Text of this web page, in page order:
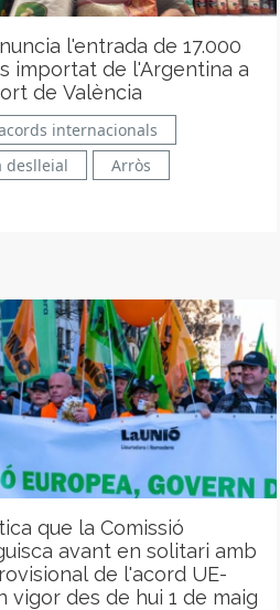
l'entrada de 17.000
importat de l'Argentina a
de València
internacionals
deslleial
Arròs
que la Comissió
avant en solitari amb
de l'acord UE-
vigor des de hui 1 de maig